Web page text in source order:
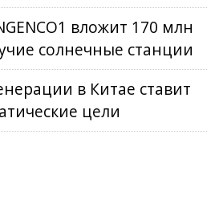
вложит 170 млн
солнечные станции
в Китае ставит
цели